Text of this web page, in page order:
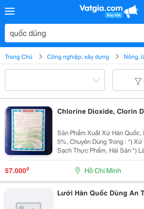
Trang Chủ Công nghiệp, xây dựng Nông,
Chlorine Dioxide, Clorin
Sản Phẩm Xuất Xứ Hàn Quốc,
5%, Chuyên Dùng Trong : *) Xử Lý Nước Uống. *) Làm
Sạch Thực Phẩm, Hải Sản *) Làm Sạch Trái Cây. Chất
Này Có Tác Dụng Làm Sạch
57.000₫ Hồ Chí Minh
Lưới Hàn Quốc Dùng An